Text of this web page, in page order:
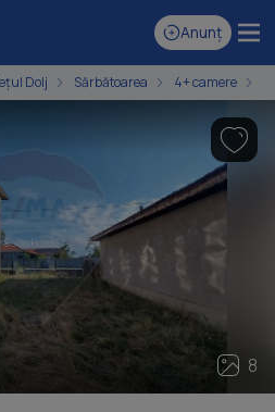
Anunț
Dolj Sărbătoarea 4+ camere
8